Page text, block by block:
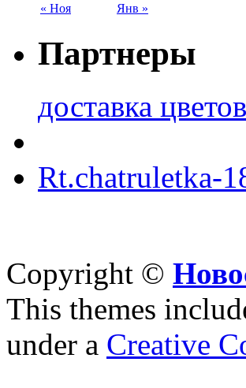
« Ноя Янв »
Партнеры
доставка цветов
Rt.chatruletka-
Copyright ©
This themes
under a Creative